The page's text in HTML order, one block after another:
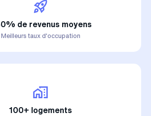
de revenus moyens
Meilleurs taux d'occupation
100+ logements